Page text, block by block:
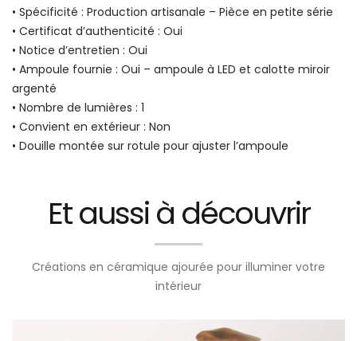
• Spécificité : Production artisanale – Pièce en petite série
• Certificat d’authenticité : Oui
• Notice d’entretien : Oui
• Ampoule fournie : Oui – ampoule à LED et calotte miroir
argenté
• Nombre de lumières : 1
• Convient en extérieur : Non
• Douille montée sur rotule pour ajuster l’ampoule
Et aussi à découvrir
Créations en céramique ajourée pour illuminer votre
intérieur